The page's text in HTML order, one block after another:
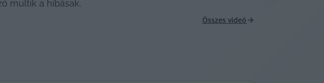
multik a hibásak.
Összes videó